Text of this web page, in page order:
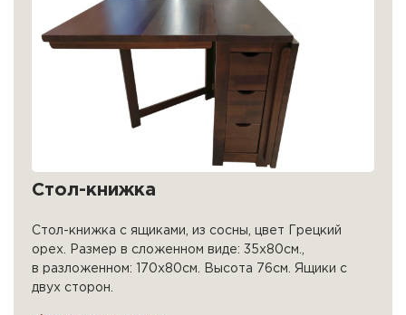
Стол-книжка
Стол-книжка с ящиками, из сосны, цвет Грецкий
орех. Размер в сложенном виде: 35х80см.,
в разложенном: 170х80см. Высота 76см. Ящики с
двух сторон.